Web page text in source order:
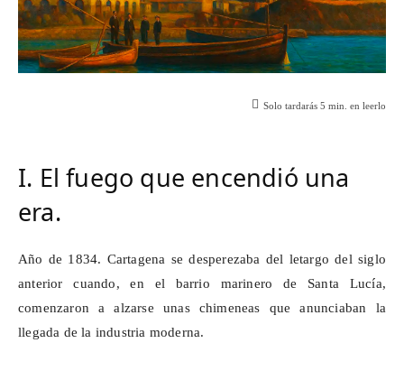
Solo tardarás 5 min. en leerlo
I. El fuego que encendió una
era.
Año de 1834. Cartagena se desperezaba del letargo del siglo
anterior cuando, en el barrio marinero de Santa Lucía,
comenzaron a alzarse unas chimeneas que anunciaban la
llegada de la industria moderna.